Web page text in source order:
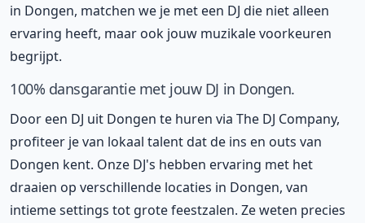
in Dongen, matchen we je met een DJ die niet alleen
ervaring heeft, maar ook jouw muzikale voorkeuren
begrijpt.
100% dansgarantie met jouw DJ in Dongen.
Door een DJ uit Dongen te huren via The DJ Company,
profiteer je van lokaal talent dat de ins en outs van
Dongen kent. Onze DJ's hebben ervaring met het
draaien op verschillende locaties in Dongen, van
intieme settings tot grote feestzalen. Ze weten precies